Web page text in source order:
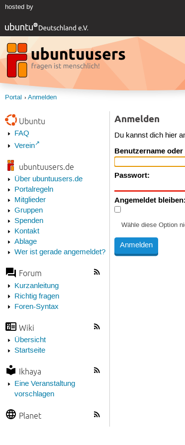
hosted by
Portal Anmelden
Ubuntu
FAQ
Verein
ubuntuusers.de
Über ubuntuusers.de
Portalregeln
Mitglieder
Gruppen
Spenden
Kontakt
Ablage
Wer ist gerade angemeldet?
Forum
Kurzanleitung
Richtig fragen
Foren-Syntax
Wiki
Übersicht
Startseite
Ikhaya
Eine Veranstaltung
vorschlagen
Planet
Anmelden
Du kannst dich hier
Benutzername
Passwort:
Angemeldet bleiben:
Wähle diese Option